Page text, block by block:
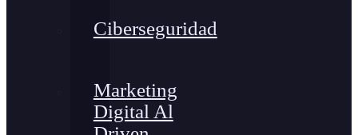
Ciberseguridad
Marketing
Digital Al